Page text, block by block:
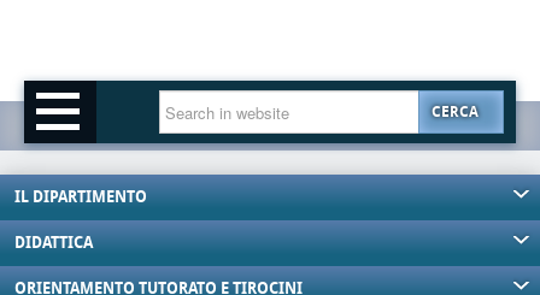
CERCA
IL DIPARTIMENTO
DIDATTICA
ORIENTAMENTO TUTORATO E TIROCINI